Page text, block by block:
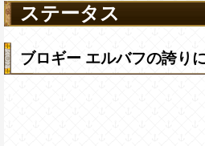
ステータス
ブロギー エルバフの誇り